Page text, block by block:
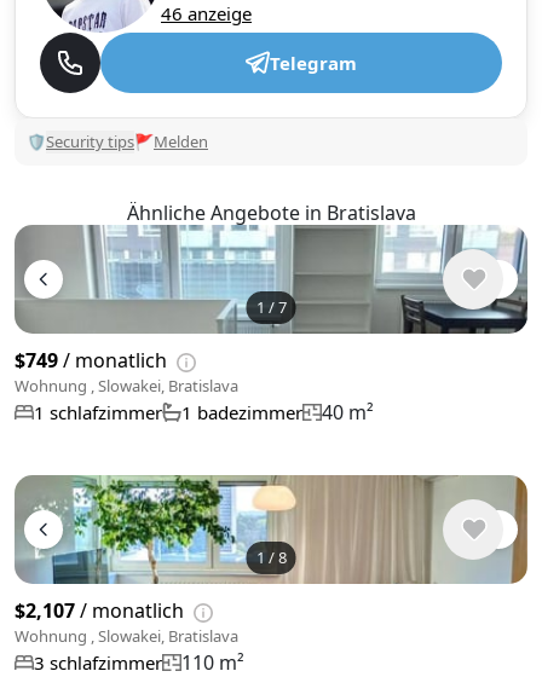
46 anzeige
Telegram
🛡Security tips🚩Melden
Ähnliche Angebote in Bratislava
1 /7
$749/ monatlich
Wohnung , Slowakei, Bratislava
1 schlafzimmer 1 badezimmer 40 m²
1 /8
$2,107/ monatlich
Wohnung , Slowakei, Bratislava
3 schlafzimmer 110 m²